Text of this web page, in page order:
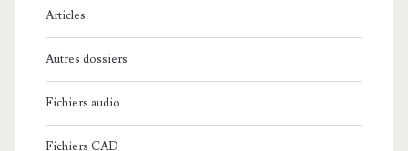
:
Articles
Autres dossiers
Fichiers audio
Fichiers CAD